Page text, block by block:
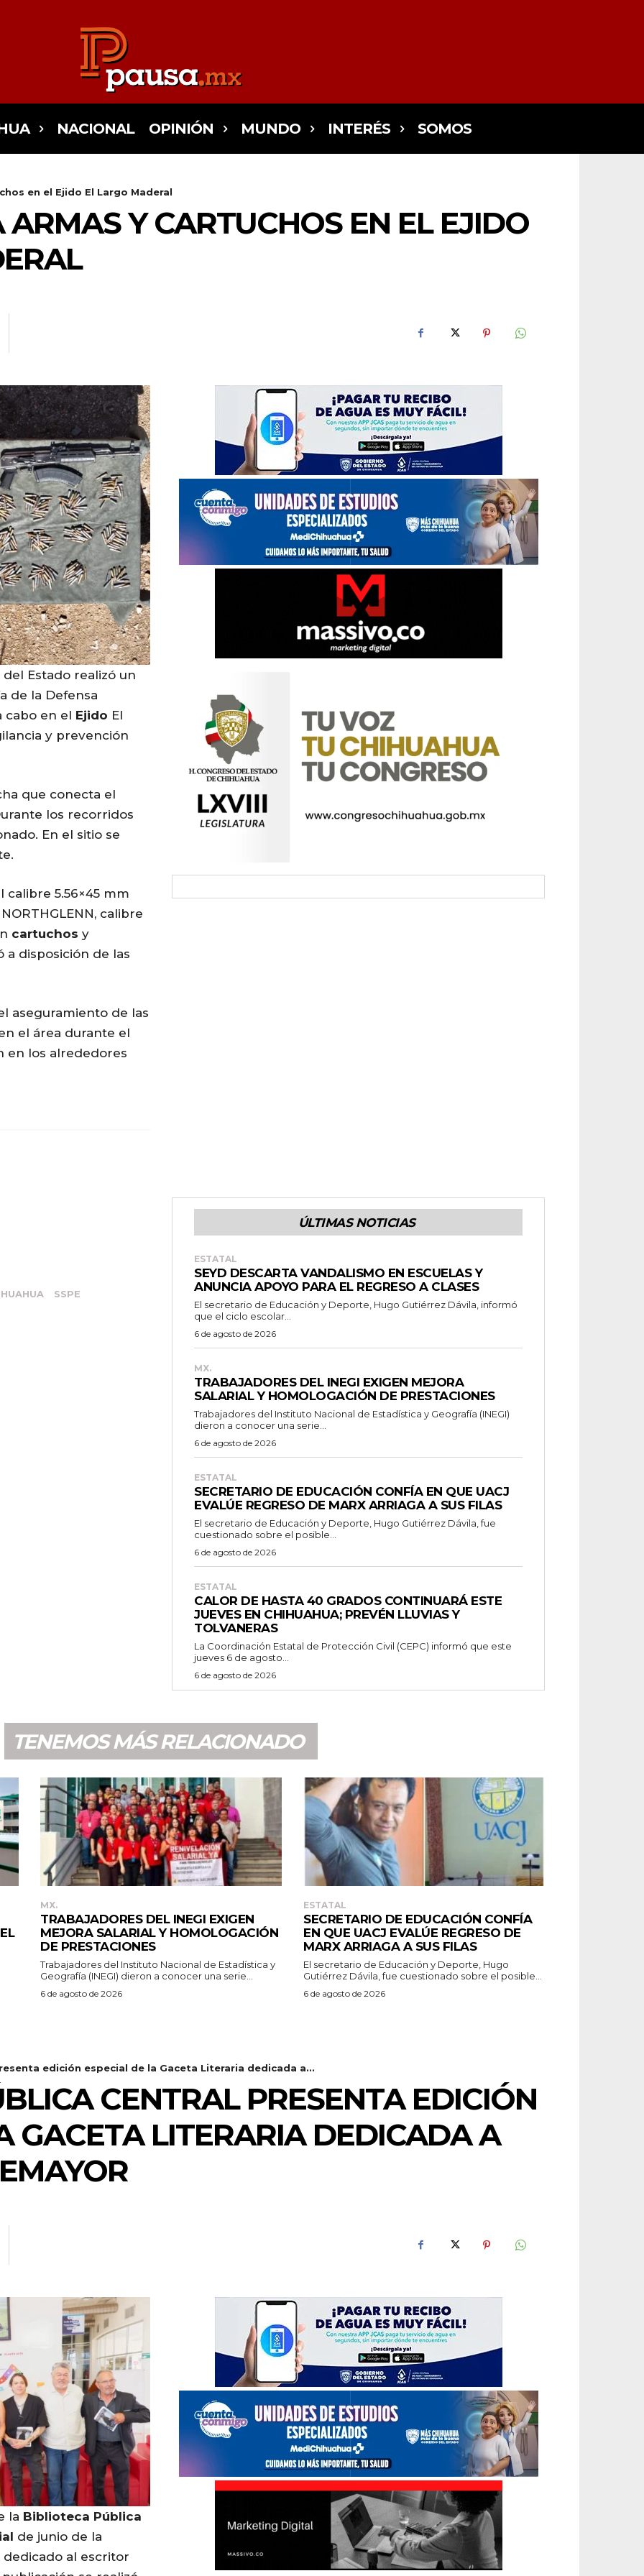
NACIONAL OPINIÓN MUNDO INTERÉS SOMOS
en el Ejido El Largo Maderal
ARMAS Y CARTUCHOS EN EL EJIDO
Estado realizó un
de la Defensa
cabo en el Ejido El
y prevención
que conecta el
los recorridos
En el sitio se
calibre 5.56×45 mm
calibre
cartuchos y
a disposición de las
aseguramiento de las
el área durante el
en los alrededores
SSPE
ÚLTIMAS NOTICIAS
ESTATAL
SEYD DESCARTA VANDALISMO EN ESCUELAS Y
ANUNCIA APOYO PARA EL REGRESO A CLASES
El secretario de Educación y Deporte, Hugo Gutiérrez Dávila, informó
que el ciclo escolar...
6 de agosto de 2026
MX.
TRABAJADORES DEL INEGI EXIGEN MEJORA
SALARIAL Y HOMOLOGACIÓN DE PRESTACIONES
Trabajadores del Instituto Nacional de Estadística y Geografía (INEGI)
dieron a conocer una serie...
6 de agosto de 2026
ESTATAL
SECRETARIO DE EDUCACIÓN CONFÍA EN QUE UACJ
EVALÚE REGRESO DE MARX ARRIAGA A SUS FILAS
El secretario de Educación y Deporte, Hugo Gutiérrez Dávila, fue
cuestionado sobre el posible...
6 de agosto de 2026
ESTATAL
CALOR DE HASTA 40 GRADOS CONTINUARÁ ESTE
JUEVES EN CHIHUAHUA; PREVÉN LLUVIAS Y
TOLVANERAS
La Coordinación Estatal de Protección Civil (CEPC) informó que este
jueves 6 de agosto...
6 de agosto de 2026
TENEMOS MÁS RELACIONADO
MX.
TRABAJADORES DEL INEGI EXIGEN
MEJORA SALARIAL Y HOMOLOGACIÓN
DE PRESTACIONES
Trabajadores del Instituto Nacional de Estadística y
Geografía (INEGI) dieron a conocer una serie...
6 de agosto de 2026
ESTATAL
SECRETARIO DE EDUCACIÓN CONFÍA
EN QUE UACJ EVALÚE REGRESO DE
MARX ARRIAGA A SUS FILAS
El secretario de Educación y Deporte, Hugo
Gutiérrez Dávila, fue cuestionado sobre el posible...
6 de agosto de 2026